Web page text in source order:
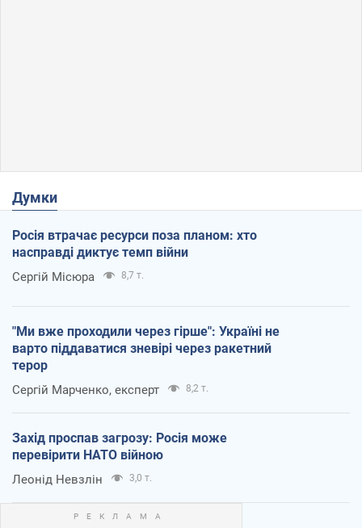
Думки
Росія втрачає ресурси поза планом: хто
насправді диктує темп війни
Сергій Місюра 8,7 т.
"Ми вже проходили через гірше": Україні не
варто піддаватися зневірі через ракетний
терор
Сергій Марченко, експерт 8,2 т.
Захід проспав загрозу: Росія може
перевірити НАТО війною
Леонід Невзлін 3,0 т.